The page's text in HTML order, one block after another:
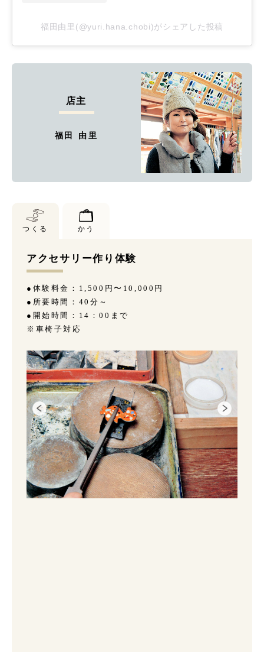
福田由里(@yuri.hana.chobi)がシェアした投稿
店主
福田 由里
つくる かう
アクセサリー作り体験
●体験料金：1,500円〜10,000円
●所要時間：40分～
●開始時間：14：00まで
※車椅子対応